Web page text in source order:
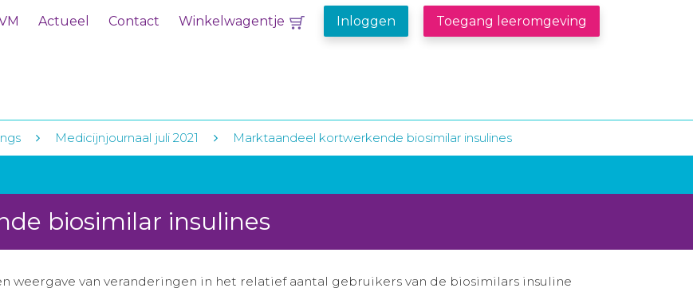
Actueel Contact Winkelwagentje Inloggen Toegang leeromgeving
Medicijnjournaal juli 2021 Marktaandeel kortwerkende biosimilar insulines
biosimilar insulines
weergave van veranderingen in het relatief aantal gebruikers van de biosimilars insuline